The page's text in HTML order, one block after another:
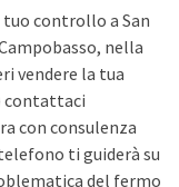
controllo a San
nella
vendere la tua
contattaci
con consulenza
ti guiderà su
del fermo